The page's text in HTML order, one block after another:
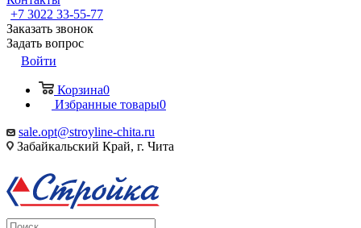
+7 3022 33-55-77
Заказать звонок
Задать вопрос
Войти
Корзина0
Избранные товары0
sale.opt@stroyline-chita.ru
Забайкальский Край, г. Чита